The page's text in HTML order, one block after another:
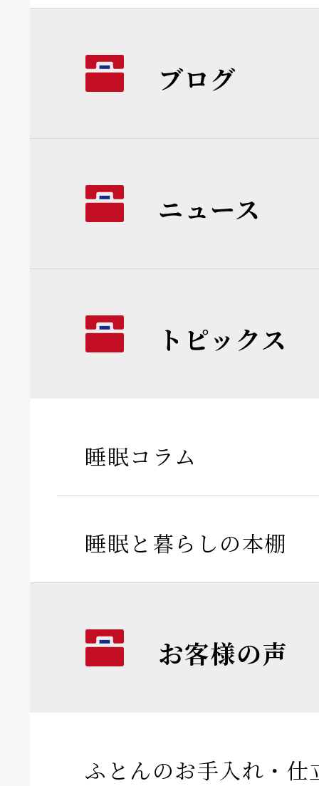
ブログ
ニュース
トピックス
睡眠コラム
睡眠と暮らしの本棚
お客様の声
ふとんのお手入れ・仕